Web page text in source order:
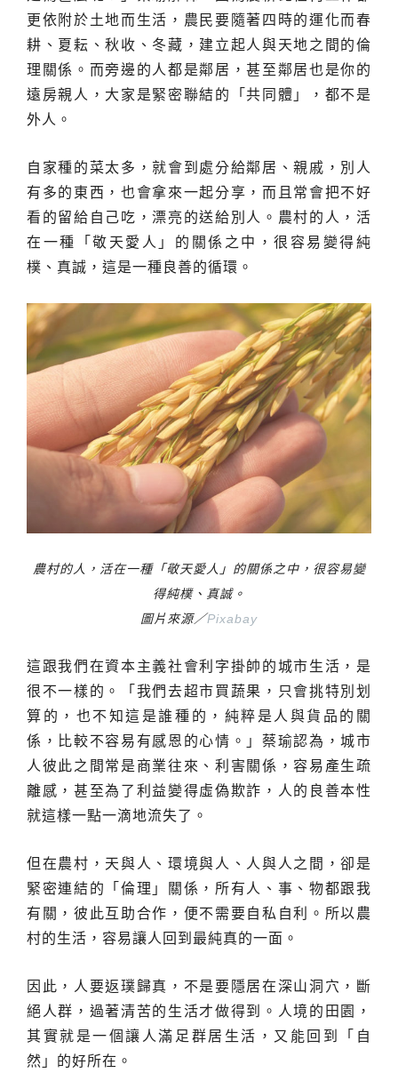
更依附於土地而生活，農民要隨著四時的運化而春
耕、夏耘、秋收、冬藏，建立起人與天地之間的倫
理關係。而旁邊的人都是鄰居，甚至鄰居也是你的
遠房親人，大家是緊密聯結的「共同體」，都不是
外人。
自家種的菜太多，就會到處分給鄰居、親戚，別人
有多的東西，也會拿來一起分享，而且常會把不好
看的留給自己吃，漂亮的送給別人。農村的人，活
在一種「敬天愛人」的關係之中，很容易變得純
樸、真誠，這是一種良善的循環。
農村的人，活在一種「敬天愛人」的關係之中，很容易變
得純樸、真誠。
圖片來源／Pixabay
這跟我們在資本主義社會利字掛帥的城市生活，是
很不一樣的。「我們去超市買蔬果，只會挑特別划
算的，也不知這是誰種的，純粹是人與貨品的關
係，比較不容易有感恩的心情。」蔡瑜認為，城市
人彼此之間常是商業往來、利害關係，容易產生疏
離感，甚至為了利益變得虛偽欺詐，人的良善本性
就這樣一點一滴地流失了。
但在農村，天與人、環境與人、人與人之間，卻是
緊密連結的「倫理」關係，所有人、事、物都跟我
有關，彼此互助合作，便不需要自私自利。所以農
村的生活，容易讓人回到最純真的一面。
因此，人要返璞歸真，不是要隱居在深山洞穴，斷
絕人群，過著清苦的生活才做得到。人境的田園，
其實就是一個讓人滿足群居生活，又能回到「自
然」的好所在。